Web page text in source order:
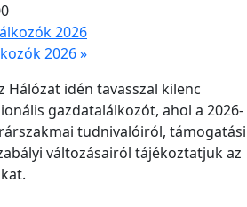
2026
2026»
Hálózat idén tavasszal kilenc
gazdatalálkozót, ahol a 2026-
tudnivalóiról, támogatási
változásairól tájékoztatjuk az